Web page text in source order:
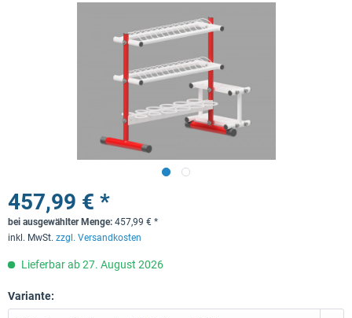
457,99 € *
bei ausgewählter Menge: 457,99 € *
inkl. MwSt. zzgl. Versandkosten
Lieferbar ab 27. August 2026
Variante: